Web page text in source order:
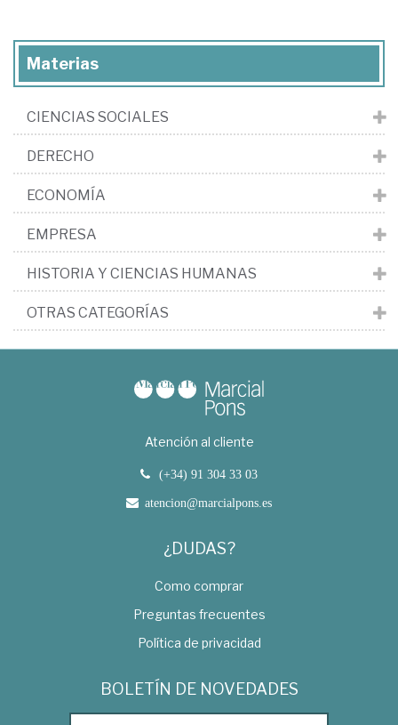
Materias
CIENCIAS SOCIALES
DERECHO
ECONOMÍA
EMPRESA
HISTORIA Y CIENCIAS HUMANAS
OTRAS CATEGORÍAS
Atención al cliente
(+34) 91 304 33 03
atencion@marcialpons.es
¿DUDAS?
Como comprar
Preguntas frecuentes
Política de privacidad
BOLETÍN DE NOVEDADES